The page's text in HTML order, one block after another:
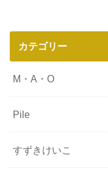
カテゴリー
M・A・O
Pile
すずきけいこ